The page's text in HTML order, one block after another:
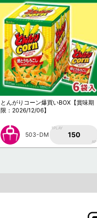
とんがりコーン爆買いBOX【賞味期
限：2026/12/06】
503-DM
1PLAY
150
AP